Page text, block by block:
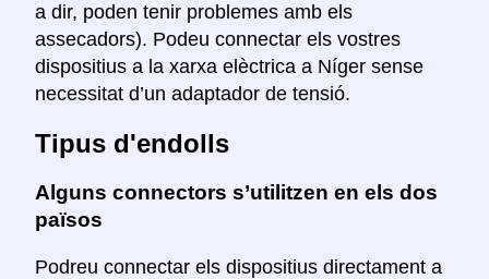
a dir, poden tenir problemes amb els
assecadors). Podeu connectar els vostres
dispositius a la xarxa elèctrica a Níger sense
necessitat d’un adaptador de tensió.
Tipus d'endolls
Alguns connectors s’utilitzen en els dos
països
Podreu connectar els dispositius directament a